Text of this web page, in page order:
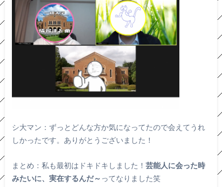
シ大マン：ずっとどんな方か気になってたので会えてうれ
しかったです。ありがとうございました！
まとめ：私も最初はドキドキしました！ 芸能人に会った時
みたいに、実在するんだ～ ってなりました笑